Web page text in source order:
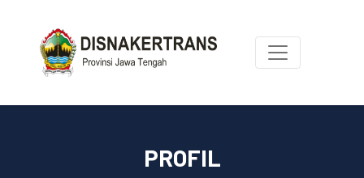
PROFIL